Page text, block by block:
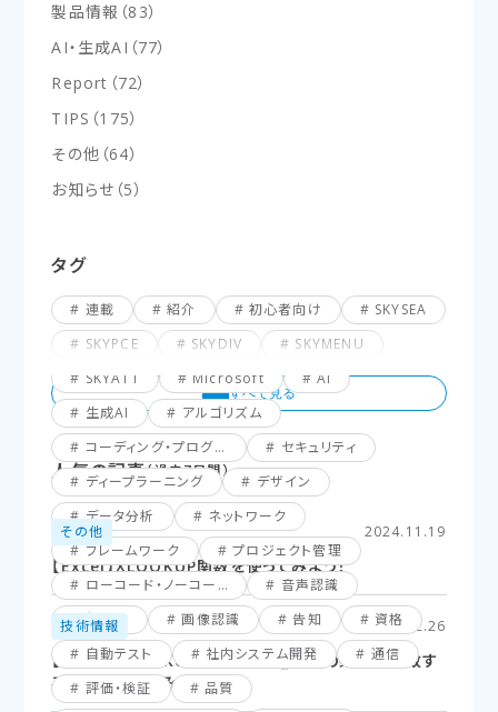
製品情報 （83）
AI・生成AI （77）
Report （72）
TIPS （175）
その他 （64）
お知らせ （5）
タグ
連載 紹介 初心者向け
SKYSEA
SKYPCE
SKYDIV
SKYMENU
SKYATT
Microsoft
AI
生成AI
アルゴリズム
コーディング・プログラミング
セキュリティ
ディープラーニング
デザイン
データ分析
ネットワーク
フレームワーク
プロジェクト管理
ローコード・ノーコード
音声認識
仮想化
画像認識 告知
資格
自動テスト
社内システム開発
通信
評価・検証
品質
人気の記事（過去7日間）
その他 2024.11.19
【Excel】XLOOKUP関数を使ってみよう！
技術情報 2025.02.26
【Excel】XLOOKUP関数応用編_複数の条件に一致す
るセルを探してみよう！